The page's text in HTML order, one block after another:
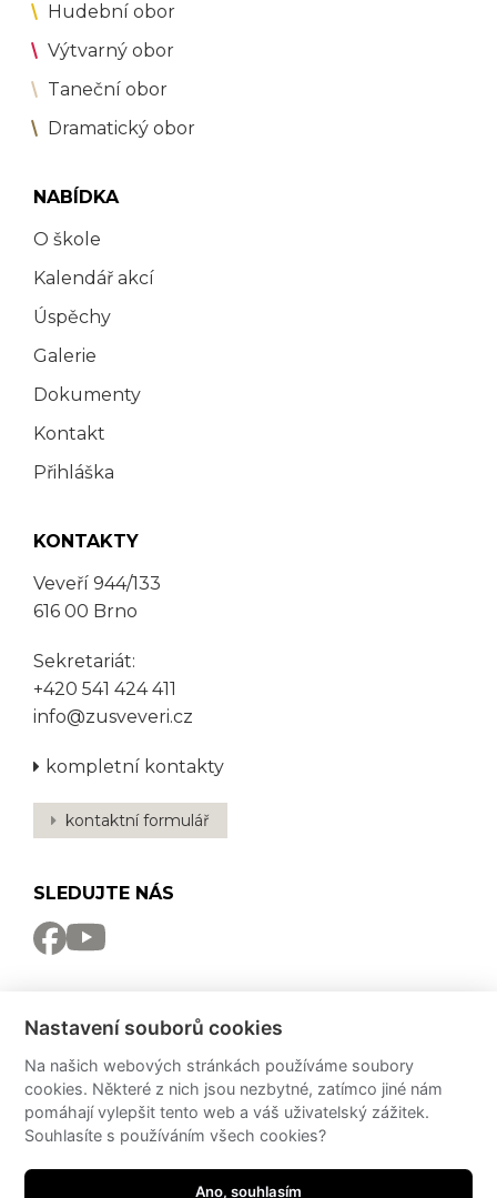
Hudební obor
Výtvarný obor
Taneční obor
Dramatický obor
NABÍDKA
O škole
Kalendář akcí
Úspěchy
Galerie
Dokumenty
Kontakt
Přihláška
KONTAKTY
Veveří 944/133
616 00 Brno
Sekretariát:
+420 541 424 411
info@zusveveri.cz
kompletní kontakty
kontaktní formulář
SLEDUJTE NÁS
PRO MÉDIA
Nastavení souborů cookies
Na našich webových stránkách používáme soubory
cookies. Některé z nich jsou nezbytné, zatímco jiné nám
pomáhají vylepšit tento web a váš uživatelský zážitek.
Souhlasíte s používáním všech cookies?
Ano, souhlasím